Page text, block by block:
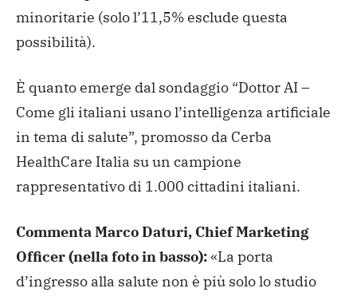
minoritarie (solo l’11,5% esclude questa
possibilità).
È quanto emerge dal sondaggio “Dottor AI –
Come gli italiani usano l’intelligenza artificiale
in tema di salute”, promosso da Cerba
HealthCare Italia su un campione
rappresentativo di 1.000 cittadini italiani.
Commenta Marco Daturi, Chief Marketing
Officer (nella foto in basso):«La porta
d’ingresso alla salute non è più solo lo studio